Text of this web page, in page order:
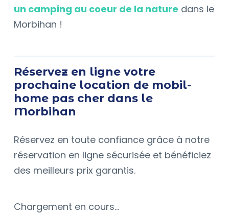
un camping au coeur de la nature dans le
Morbihan !
Réservez en ligne votre
prochaine location de mobil-
home pas cher dans le
Morbihan
Réservez en toute confiance grâce à notre
réservation en ligne sécurisée et bénéficiez
des meilleurs prix garantis.
Chargement en cours...